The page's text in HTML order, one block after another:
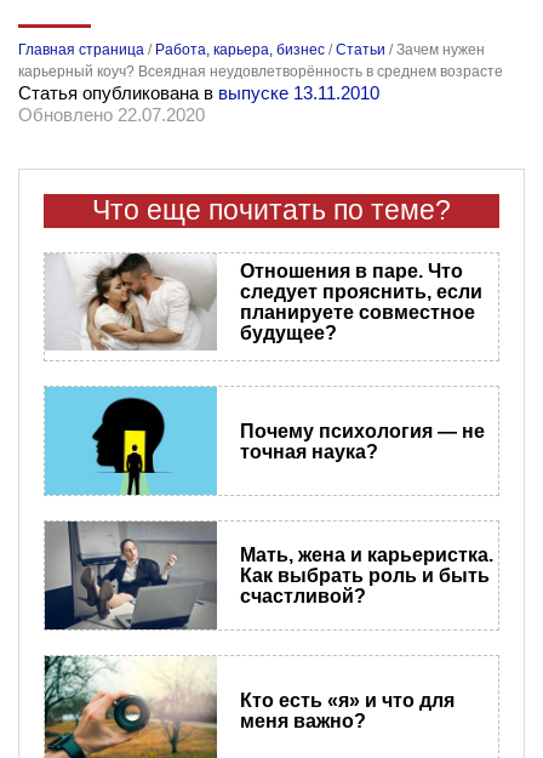
Главная страница / Работа, карьера, бизнес /Статьи /Зачем нужен
карьерный коуч? Всеядная неудовлетворённость в среднем возрасте
Статья опубликована в выпуске 13.11.2010
Обновлено 22.07.2020
Что еще почитать по теме?
Отношения в паре. Что
следует прояснить, если
планируете совместное
будущее?
Почему психология — не
точная наука?
Мать, жена и карьеристка.
Как выбрать роль и быть
счастливой?
Кто есть «я» и что для
меня важно?